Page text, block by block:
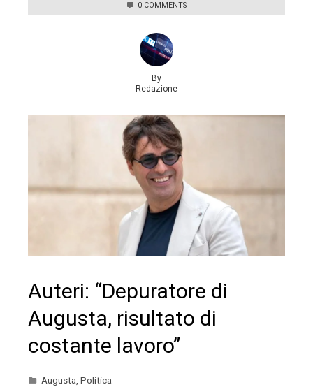
0 COMMENTS
By
Redazione
Auteri: “Depuratore di
Augusta, risultato di
costante lavoro”
Augusta, Politica